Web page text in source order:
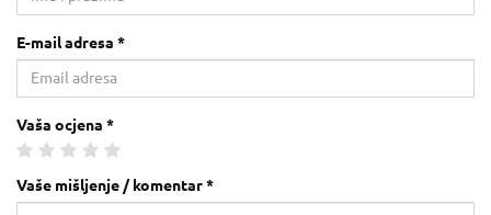
E-mail adresa *
Vaša ocjena *
Vaše mišljenje / komentar *